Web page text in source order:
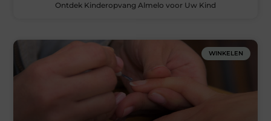
Ontdek Kinderopvang Almelo voor Uw Kind
WINKELEN